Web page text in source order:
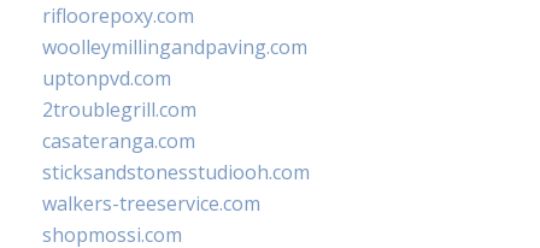
rifloorepoxy.com
woolleymillingandpaving.com
uptonpvd.com
2troublegrill.com
casateranga.com
sticksandstonesstudiooh.com
walkers-treeservice.com
shopmossi.com